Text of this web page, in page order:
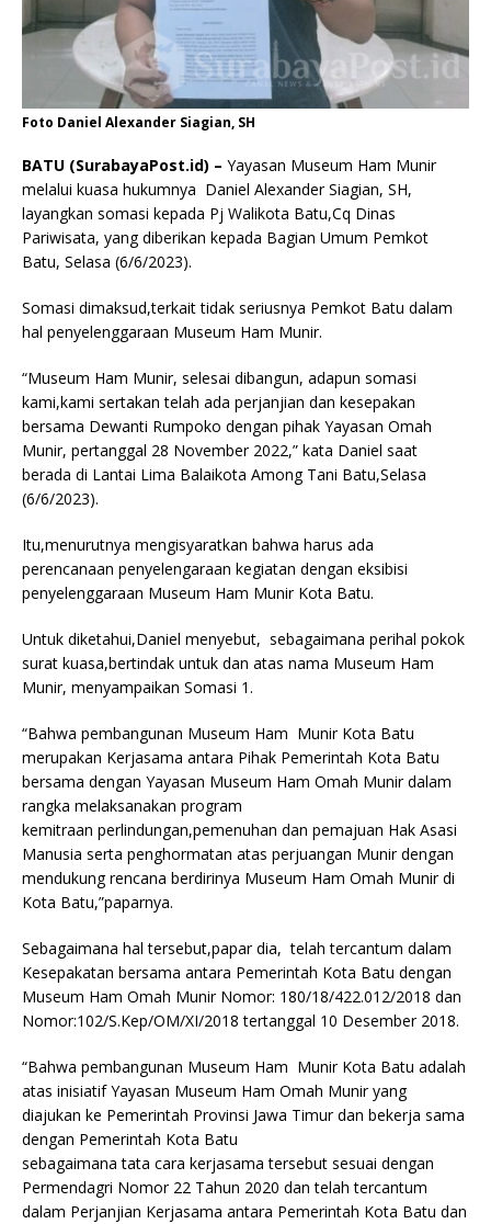
Foto Daniel Alexander Siagian, SH
BATU (SurabayaPost.id) – Yayasan Museum Ham Munir
melalui kuasa hukumnya Daniel Alexander Siagian, SH,
layangkan somasi kepada Pj Walikota Batu,Cq Dinas
Pariwisata, yang diberikan kepada Bagian Umum Pemkot
Batu, Selasa (6/6/2023).
Somasi dimaksud,terkait tidak seriusnya Pemkot Batu dalam
hal penyelenggaraan Museum Ham Munir.
“Museum Ham Munir, selesai dibangun, adapun somasi
kami,kami sertakan telah ada perjanjian dan kesepakan
bersama Dewanti Rumpoko dengan pihak Yayasan Omah
Munir, pertanggal 28 November 2022,” kata Daniel saat
berada di Lantai Lima Balaikota Among Tani Batu,Selasa
(6/6/2023).
Itu,menurutnya mengisyaratkan bahwa harus ada
perencanaan penyelengaraan kegiatan dengan eksibisi
penyelenggaraan Museum Ham Munir Kota Batu.
Untuk diketahui,Daniel menyebut, sebagaimana perihal pokok
surat kuasa,bertindak untuk dan atas nama Museum Ham
Munir, menyampaikan Somasi 1.
“Bahwa pembangunan Museum Ham Munir Kota Batu
merupakan Kerjasama antara Pihak Pemerintah Kota Batu
bersama dengan Yayasan Museum Ham Omah Munir dalam
rangka melaksanakan program
kemitraan perlindungan,pemenuhan dan pemajuan Hak Asasi
Manusia serta penghormatan atas perjuangan Munir dengan
mendukung rencana berdirinya Museum Ham Omah Munir di
Kota Batu,”paparnya.
Sebagaimana hal tersebut,papar dia, telah tercantum dalam
Kesepakatan bersama antara Pemerintah Kota Batu dengan
Museum Ham Omah Munir Nomor: 180/18/422.012/2018 dan
Nomor:102/S.Kep/OM/XI/2018 tertanggal 10 Desember 2018.
“Bahwa pembangunan Museum Ham Munir Kota Batu adalah
atas inisiatif Yayasan Museum Ham Omah Munir yang
diajukan ke Pemerintah Provinsi Jawa Timur dan bekerja sama
dengan Pemerintah Kota Batu
sebagaimana tata cara kerjasama tersebut sesuai dengan
Permendagri Nomor 22 Tahun 2020 dan telah tercantum
dalam Perjanjian Kerjasama antara Pemerintah Kota Batu dan